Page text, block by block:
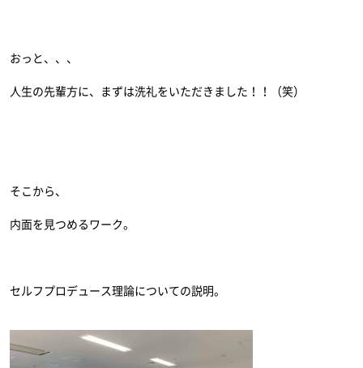
おっと、、、
人生の先輩方に、まずは洗礼をいただきました！！（笑）
そこから、
内面を見つめるワーク。
セルフプロデュース理論についての説明。